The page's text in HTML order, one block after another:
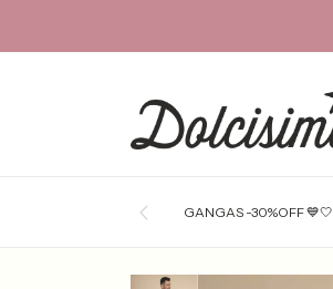
GANGAS -30%OFF 💙🤍